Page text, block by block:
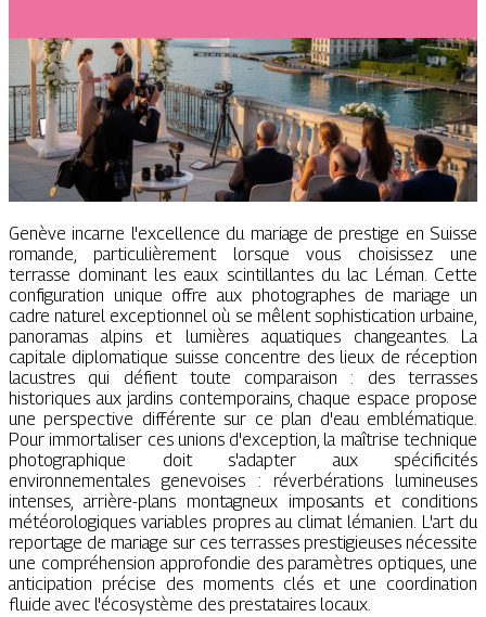
Genève incarne l'excellence du mariage de prestige en Suisse
romande, particulièrement lorsque vous choisissez une
terrasse dominant les eaux scintillantes du lac Léman. Cette
configuration unique offre aux photographes de mariage un
cadre naturel exceptionnel où se mêlent sophistication urbaine,
panoramas alpins et lumières aquatiques changeantes. La
capitale diplomatique suisse concentre des lieux de réception
lacustres qui défient toute comparaison : des terrasses
historiques aux jardins contemporains, chaque espace propose
une perspective différente sur ce plan d'eau emblématique.
Pour immortaliser ces unions d'exception, la maîtrise technique
photographique doit s'adapter aux spécificités
environnementales genevoises : réverbérations lumineuses
intenses, arrière-plans montagneux imposants et conditions
météorologiques variables propres au climat lémanien. L'art du
reportage de mariage sur ces terrasses prestigieuses nécessite
une compréhension approfondie des paramètres optiques, une
anticipation précise des moments clés et une coordination
fluide avec l'écosystème des prestataires locaux.